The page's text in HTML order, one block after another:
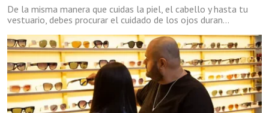
De la misma manera que cuidas la piel, el cabello y hasta tu
vestuario, debes procurar el cuidado de los ojos duran...